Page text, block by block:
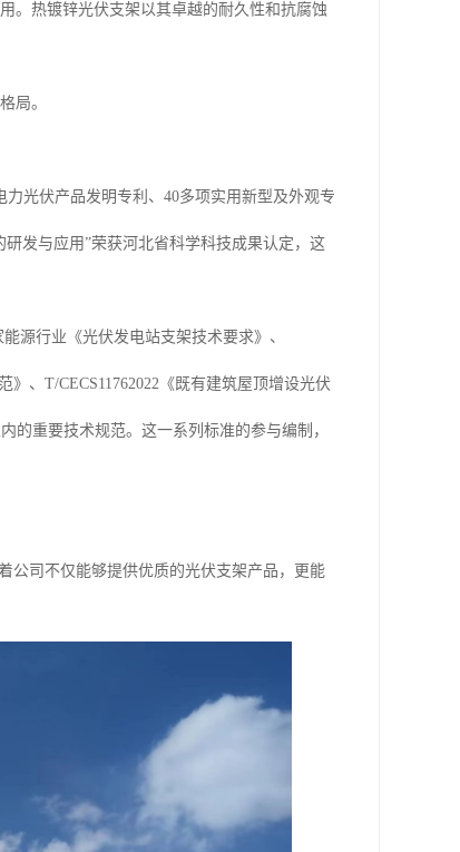
。热镀锌光伏支架以其卓越的耐久性和抗腐蚀
局。
光伏产品发明专利、40多项实用新型及外观专
发与应用”荣获河北省科学科技成果认定，这
源行业《光伏发电站支架技术要求》、
》、T/CECS11762022《既有建筑屋顶增设光伏
的重要技术规范。这一系列标准的参与编制，
公司不仅能够提供优质的光伏支架产品，更能